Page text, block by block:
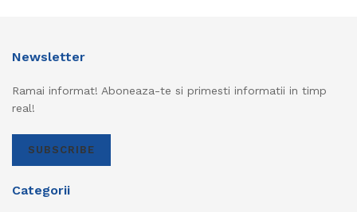
Newsletter
Ramai informat! Aboneaza-te si primesti informatii in timp
real!
SUBSCRIBE
Categorii